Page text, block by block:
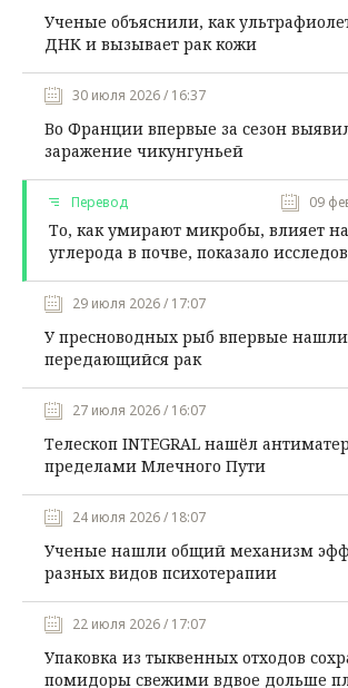
Ученые объяснили, как
ДНК и вызывает рак кожи
30 июля 2026 / 16:37
Во Франции впервые за сезон
заражение чикунгуньей
Перевод 09
То, как умирают микробы, влияет
углерода в почве, показало
29 июля 2026 / 17:07
У пресноводных рыб впервые нашли
передающийся рак
27 июля 2026 / 16:07
Телескоп INTEGRAL нашёл
пределами Млечного Пути
24 июля 2026 / 18:07
Ученые нашли общий механизм
разных видов психотерапии
22 июля 2026 / 17:07
Упаковка из тыквенных отходов
помидоры свежими вдвое дольше